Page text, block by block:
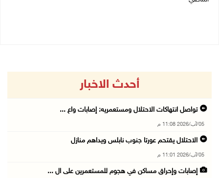
أحدث الاخبار
تواصل انتهاكات الاحتلال ومستعمريه: إصابات واع ...
05/آب/2026 11:08 م
الاحتلال يقتحم عورتا جنوب نابلس ويداهم منازل
05/آب/2026 11:01 م
إصابات وإحراق مساكن في هجوم للمستعمرين على ال ...